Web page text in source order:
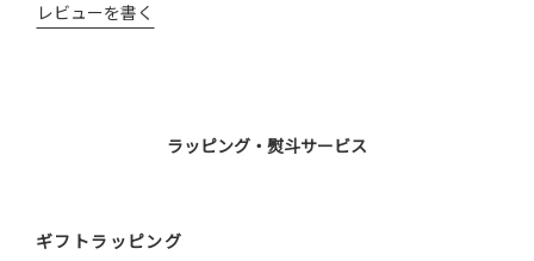
レビューを書く
ラッピング・熨斗サービス
ギフトラッピング